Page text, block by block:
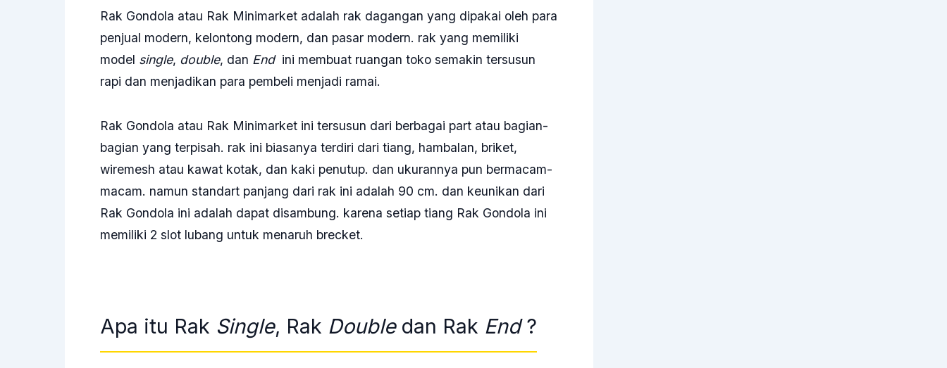
Rak Gondola atau Rak Minimarket adalah rak dagangan yang dipakai oleh para
penjual modern, kelontong modern, dan pasar modern. rak yang memiliki
model single, double, dan Endini membuat ruangan toko semakin tersusun
rapi dan menjadikan para pembeli menjadi ramai.
Rak Gondola atau Rak Minimarket ini tersusun dari berbagai part atau bagian-
bagian yang terpisah. rak ini biasanya terdiri dari tiang, hambalan, briket,
wiremesh atau kawat kotak, dan kaki penutup. dan ukurannya pun bermacam-
macam. namun standart panjang dari rak ini adalah 90 cm. dan keunikan dari
Rak Gondola ini adalah dapat disambung. karena setiap tiang Rak Gondola ini
memiliki 2 slot lubang untuk menaruh brecket.
Apa itu Rak Single, Rak Doubledan Rak End?